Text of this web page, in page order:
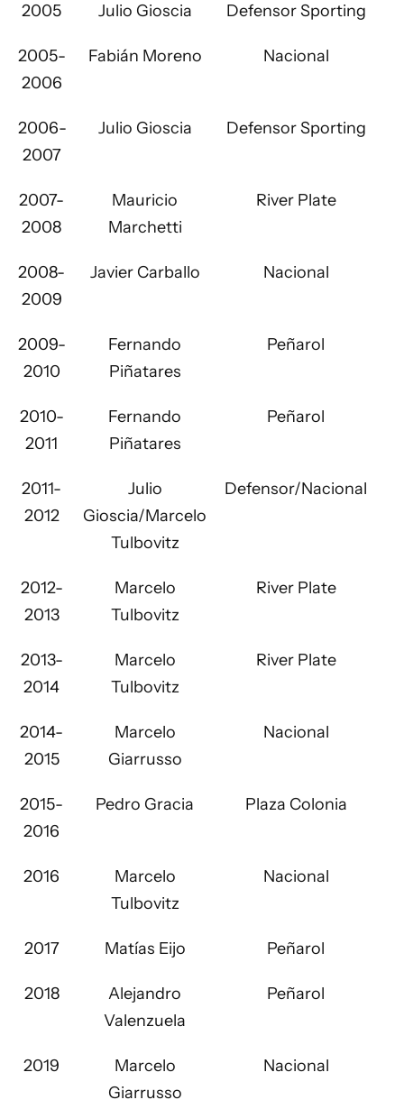
2005 Julio Gioscia Defensor Sporting
2005-
2006
Fabián Moreno Nacional
2006-
2007
Julio Gioscia Defensor Sporting
2007-
2008
Mauricio
Marchetti
River Plate
2008-
2009
Javier Carballo Nacional
2009-
2010
Fernando
Piñatares
Peñarol
2010-
2011
Fernando
Piñatares
Peñarol
2011-
2012
Julio
Gioscia/Marcelo
Tulbovitz
Defensor/Nacional
2012-
2013
Marcelo
Tulbovitz
River Plate
2013-
2014
Marcelo
Tulbovitz
River Plate
2014-
2015
Marcelo
Giarrusso
Nacional
2015-
2016
Pedro Gracia Plaza Colonia
2016
Marcelo
Tulbovitz
Nacional
2017 Matías Eijo Peñarol
2018
Alejandro
Valenzuela
Peñarol
2019
Marcelo
Giarrusso
Nacional